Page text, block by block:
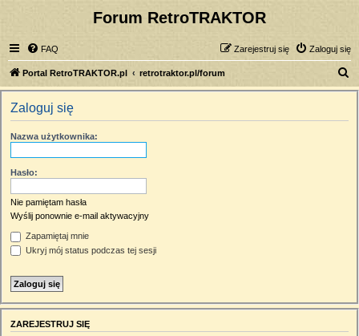
Forum RetroTRAKTOR
FAQ Zaloguj się
Zarejestruj się
Portal RetroTRAKTOR.pl retrotraktor.pl/forum
z
Zaloguj się
Nazwa użytkownika:
Hasło:
Nie pamiętam hasła
Wyślij ponownie e-mail aktywacyjny
Zapamiętaj mnie
Ukryj mój status podczas tej sesji
ZAREJESTRUJ SIĘ